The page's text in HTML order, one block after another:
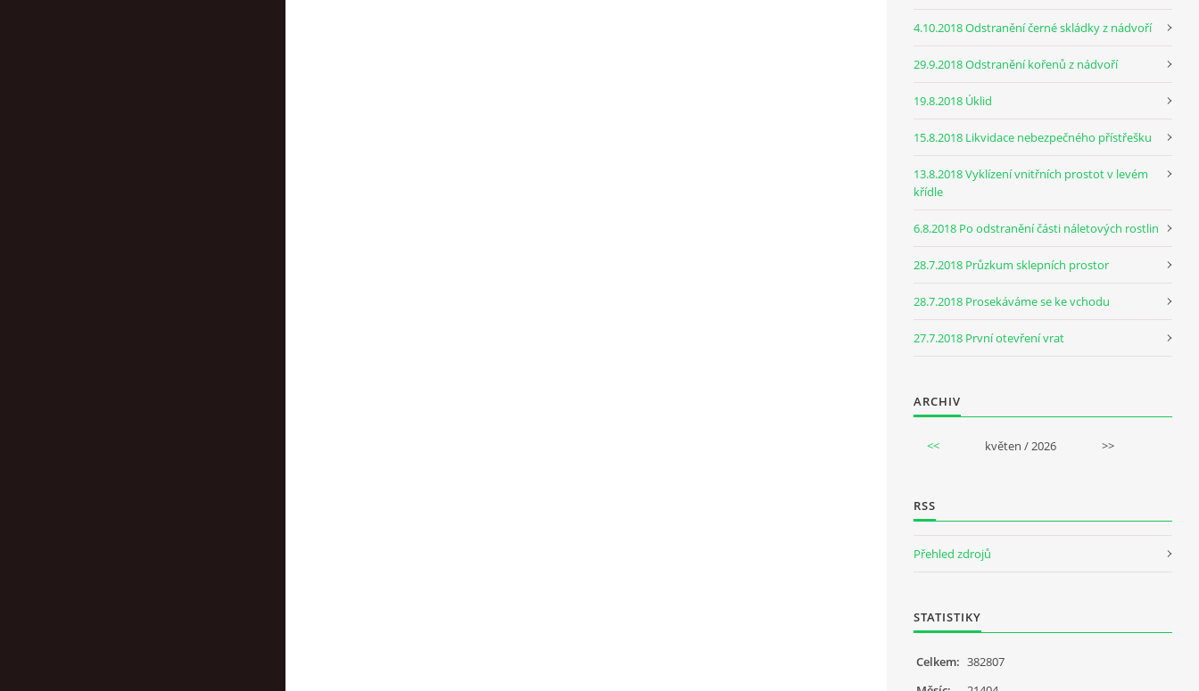
4.10.2018 Odstranění černé skládky z nádvoří
29.9.2018 Odstranění kořenů z nádvoří
19.8.2018 Úklid
15.8.2018 Likvidace nebezpečného přístřešku
13.8.2018 Vyklízení vnitřních prostot v levém
křídle
6.8.2018 Po odstranění části náletových rostlin
28.7.2018 Průzkum sklepních prostor
28.7.2018 Prosekáváme se ke vchodu
27.7.2018 První otevření vrat
ARCHIV
<< květen / 2026 >>
RSS
Přehled zdrojů
STATISTIKY
Celkem: 382807